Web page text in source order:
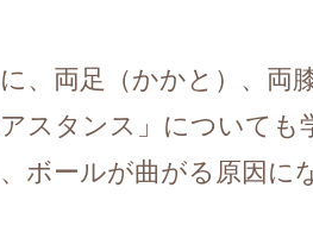
、両足（かかと）、両
スタンス」についても
ボールが曲がる原因に